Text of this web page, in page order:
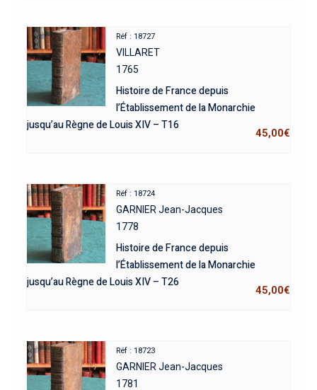
Réf : 18727
VILLARET
1765
Histoire de France depuis
l’Établissement de la Monarchie
jusqu’au Règne de Louis XIV – T16
45,00€
Réf : 18724
GARNIER Jean-Jacques
1778
Histoire de France depuis
l’Établissement de la Monarchie
jusqu’au Règne de Louis XIV – T26
45,00€
Réf : 18723
GARNIER Jean-Jacques
1781